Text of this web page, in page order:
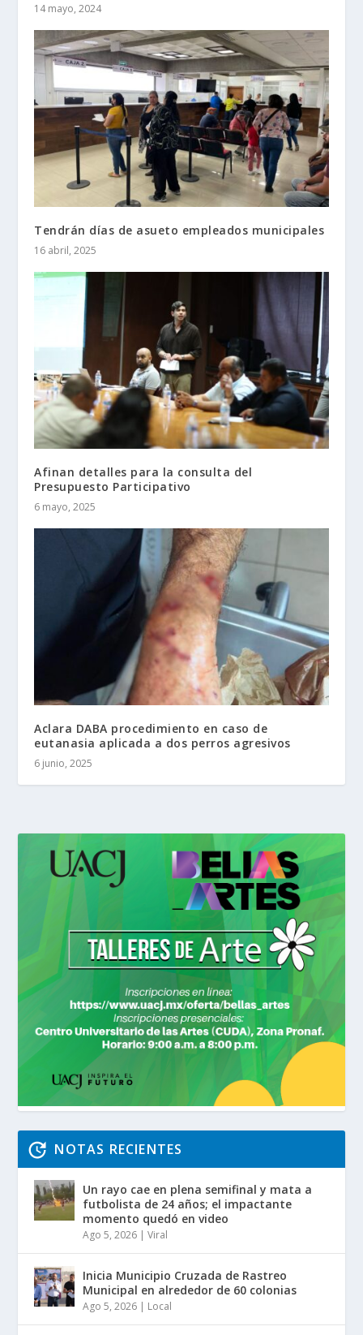
14 mayo, 2024
Tendrán días de asueto empleados municipales
16 abril, 2025
Afinan detalles para la consulta del
Presupuesto Participativo
6 mayo, 2025
Aclara DABA procedimiento en caso de
eutanasia aplicada a dos perros agresivos
6 junio, 2025
NOTAS RECIENTES
Un rayo cae en plena semifinal y mata a
futbolista de 24 años; el impactante
momento quedó en video
Ago 5, 2026 |Viral
Inicia Municipio Cruzada de Rastreo
Municipal en alrededor de 60 colonias
Ago 5, 2026 | Local